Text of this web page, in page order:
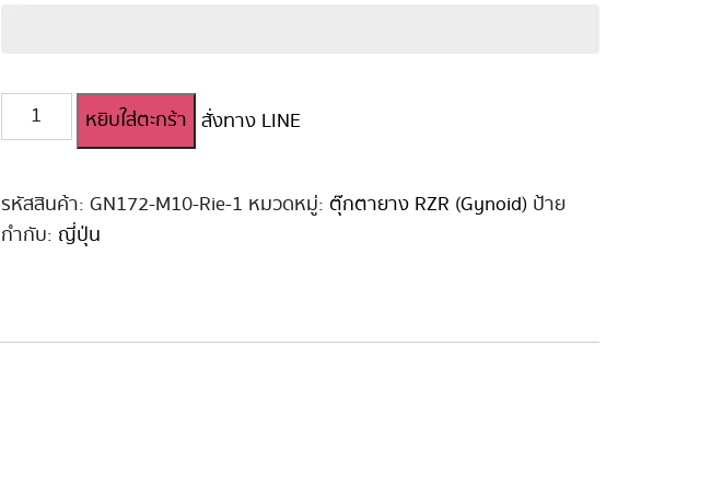
จำนวน
ตุ๊กตา
Rie
/
หยิบใส่ตะกร้า สั่งทาง LINE
รหัสสินค้า: GN172-M10-Rie-1 หมวดหมู่: ตุ๊กตายาง RZR (Gynoid) ป้าย
กำกับ: ญี่ปุ่น